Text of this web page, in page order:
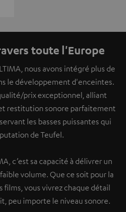
toute l'Europe
nous avons intégré plus de
le développement d'enceintes.
prix exceptionnel, alliant
restitution sonore parfaitement
les basses puissantes qui
de Teufel.
c’est sa capacité à délivrer un
volume. Que ce soit pour la
films, vous vivrez chaque détail
peu importe le niveau sonore.